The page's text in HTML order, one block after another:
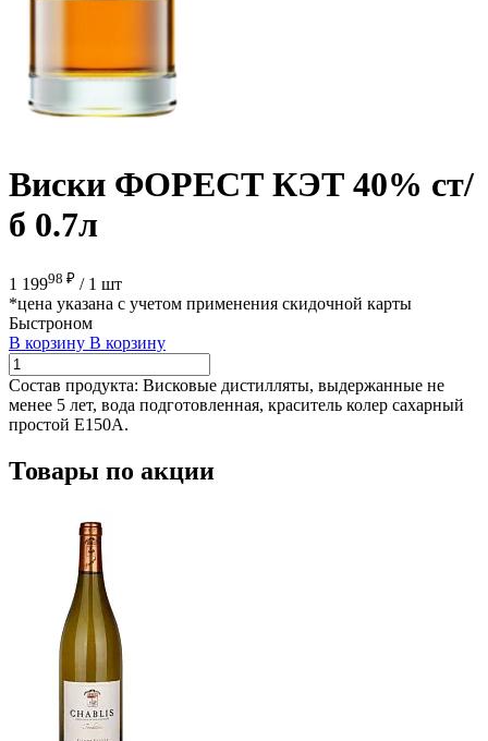
Виски ФОРЕСТ КЭТ 40% ст/
б 0.7л
1 19998 ₽ / 1 шт
*цена указана с учетом применения скидочной карты
Быстроном
В корзину В корзину
Состав продукта: Висковые дистилляты, выдержанные не
менее 5 лет, вода подготовленная, краситель колер сахарный
простой Е150А.
Товары по акции